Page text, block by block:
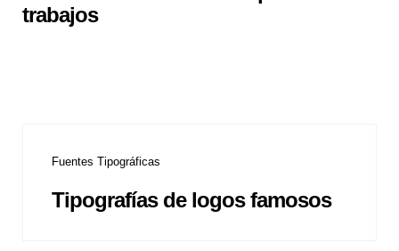
trabajos
Fuentes Tipográficas
Tipografías de logos famosos